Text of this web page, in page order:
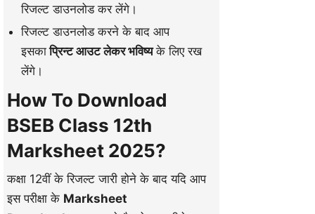
रिजल्ट डाउनलोड कर लेंगे।
रिजल्ट डाउनलोड करने के बाद आप
इसकाप्रिन्ट आउट लेकर भविष्यके लिए रख
लेंगे।
How To Download
BSEB Class 12th
Marksheet 2025?
कक्षा 12वीं के रिजल्ट जारी होने के बाद यदि आप
इस परीक्षा के Marksheet